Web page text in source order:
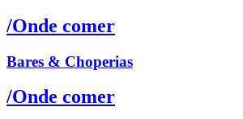
/Onde comer
Bares & Choperias
/Onde comer